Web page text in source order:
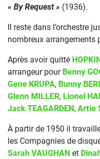
« By Request » (1936).
Il reste dans l’orchestre
nombreux arrangements
Après avoir quitté
arrangeur pourBenny
Gene KRUPA, Bunny
Glenn MILLER, Lionel
Jack TEAGARDEN, Artie
À partir de 1950 il
les Compagnies de
Sarah VAUGHAN et